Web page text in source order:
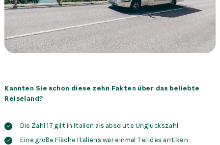
Kannten Sie schon diese zehn Fakten über das beliebte
Reiseland?
Die Zahl 17 gilt in Italien als absolute Unglückszahl
Eine große Fläche Italiens war einmal Teil des antiken